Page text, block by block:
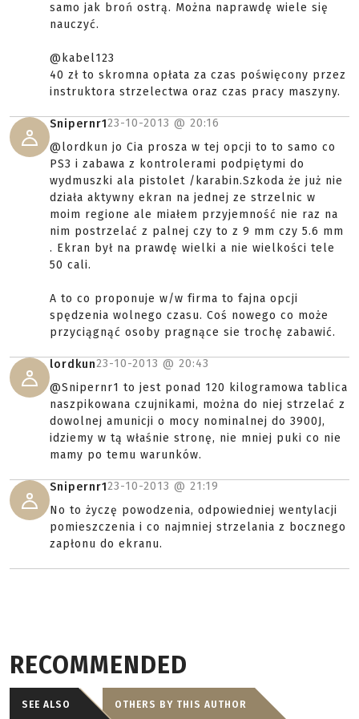
samo jak broń ostrą. Można naprawdę wiele się
nauczyć.
@kabel123
40 zł to skromna opłata za czas poświęcony przez
instruktora strzelectwa oraz czas pracy maszyny.
Snipernr123-10-2013 @ 20:16
@lordkun jo Cia prosza w tej opcji to to samo co
PS3 i zabawa z kontrolerami podpiętymi do
wydmuszki ala pistolet /karabin.Szkoda że już nie
działa aktywny ekran na jednej ze strzelnic w
moim regione ale miałem przyjemność nie raz na
nim postrzelać z palnej czy to z 9 mm czy 5.6 mm
. Ekran był na prawdę wielki a nie wielkości tele
50 cali.
A to co proponuje w/w firma to fajna opcji
spędzenia wolnego czasu. Coś nowego co może
przyciągnąć osoby pragnące sie trochę zabawić.
lordkun23-10-2013 @ 20:43
@Snipernr1 to jest ponad 120 kilogramowa tablica
naszpikowana czujnikami, można do niej strzelać z
dowolnej amunicji o mocy nominalnej do 3900J,
idziemy w tą właśnie stronę, nie mniej puki co nie
mamy po temu warunków.
Snipernr123-10-2013 @ 21:19
No to życzę powodzenia, odpowiedniej wentylacji
pomieszczenia i co najmniej strzelania z bocznego
zapłonu do ekranu.
RECOMMENDED
SEE ALSO OTHERS BY THIS AUTHOR